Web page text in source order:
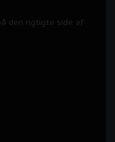
den rigtigte side af